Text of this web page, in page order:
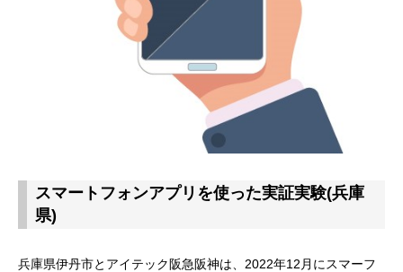
スマートフォンアプリを使った実証実験(兵庫
県)
兵庫県伊丹市とアイテック阪急阪神は、2022年12月にスマーフ